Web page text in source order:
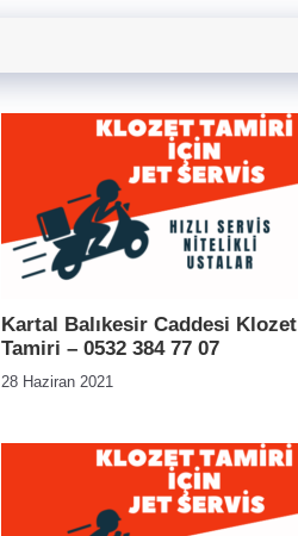
Kartal Balıkesir Caddesi Klozet
Tamiri – 0532 384 77 07
28 Haziran 2021